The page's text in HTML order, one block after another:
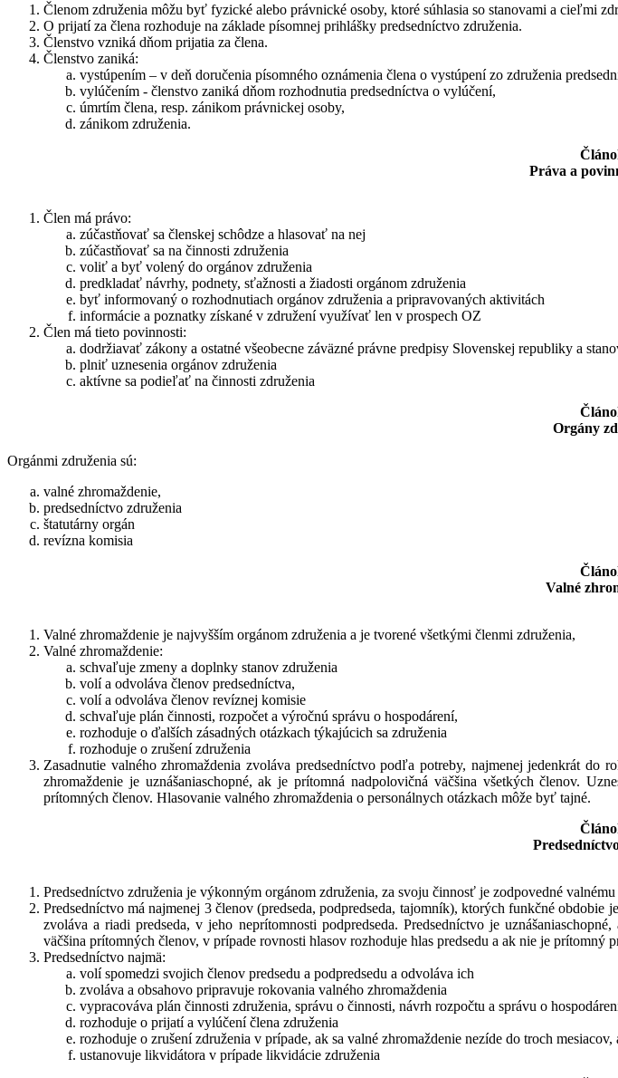
Členom združenia môžu byť fyzické alebo právnické osoby, ktoré súhlasia so stanovami a cieľmi
O prijatí za člena rozhoduje na základe písomnej prihlášky predsedníctvo združenia.
Členstvo vzniká dňom prijatia za člena.
Členstvo zaniká:
vystúpením – v deň doručenia písomného oznámenia člena o vystúpení zo združenia
vylúčením - členstvo zaniká dňom rozhodnutia predsedníctva o vylúčení,
úmrtím člena, resp. zánikom právnickej osoby,
zánikom združenia.
Práva a
Člen má právo:
zúčastňovať sa členskej schôdze a hlasovať na nej
zúčastňovať sa na činnosti združenia
voliť a byť volený do orgánov združenia
predkladať návrhy, podnety, sťažnosti a žiadosti orgánom združenia
byť informovaný o rozhodnutiach orgánov združenia a pripravovaných aktivitách
informácie a poznatky získané v združení využívať len v prospech OZ
Člen má tieto povinnosti:
dodržiavať zákony a ostatné všeobecne záväzné právne predpisy Slovenskej republiky a
plniť uznesenia orgánov združenia
aktívne sa podieľať na činnosti združenia
Orgány
Orgánmi združenia sú:
valné zhromaždenie,
predsedníctvo združenia
štatutárny orgán
revízna komisia
Valné
Valné zhromaždenie je najvyšším orgánom združenia a je tvorené všetkými členmi združenia,
Valné zhromaždenie:
schvaľuje zmeny a doplnky stanov združenia
volí a odvoláva členov predsedníctva,
volí a odvoláva členov revíznej komisie
schvaľuje plán činnosti, rozpočet a výročnú správu o hospodárení,
rozhoduje o ďalších zásadných otázkach týkajúcich sa združenia
rozhoduje o zrušení združenia
Zasadnutie valného zhromaždenia zvoláva predsedníctvo podľa potreby, najmenej jedenkrát
zhromaždenie je uznášaniaschopné, ak je prítomná nadpolovičná väčšina všetkých členov.
prítomných členov. Hlasovanie valného zhromaždenia o personálnych otázkach môže byť tajné.
Predsedníctvo združenia je výkonným orgánom združenia, za svoju činnosť je zodpovedné
Predsedníctvo má najmenej 3 členov (predseda, podpredseda, tajomník), ktorých funkčné
zvoláva a riadi predseda, v jeho neprítomnosti podpredseda. Predsedníctvo je
väčšina prítomných členov, v prípade rovnosti hlasov rozhoduje hlas predsedu a ak nie je prítomný
Predsedníctvo najmä:
volí spomedzi svojich členov predsedu a podpredsedu a odvoláva ich
zvoláva a obsahovo pripravuje rokovania valného zhromaždenia
vypracováva plán činnosti združenia, správu o činnosti, návrh rozpočtu a správu o
rozhoduje o prijatí a vylúčení člena združenia
rozhoduje o zrušení združenia v prípade, ak sa valné zhromaždenie nezíde do troch
ustanovuje likvidátora v prípade likvidácie združenia